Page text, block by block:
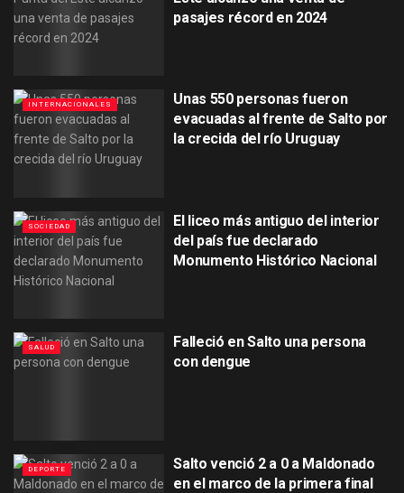
pasajes récord en 2024
INTERNACIONALES
Unas 550 personas fueron
evacuadas al frente de Salto por
la crecida del río Uruguay
SOCIEDAD
El liceo más antiguo del interior
del país fue declarado
Monumento Histórico Nacional
SALUD
Falleció en Salto una persona
con dengue
DEPORTE
Salto venció 2 a 0 a Maldonado
en el marco de la primera final